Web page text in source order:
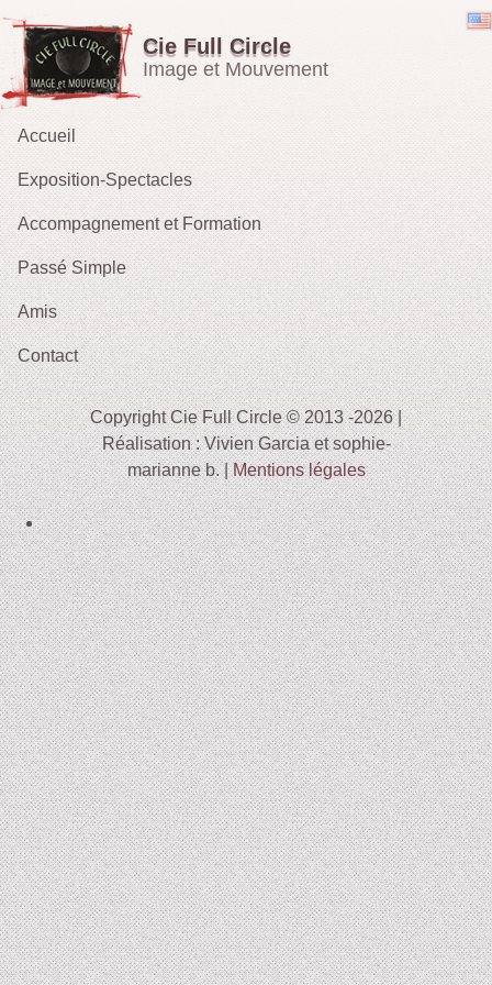
Cie Full Circle
Image et Mouvement
Accueil
Exposition-Spectacles
Emporté par le Vent
OH !
Les Rieurs : Galerie
Accompagnement et Formation
Passé Simple
2021 : Migrations
2015 :Le Tarot des Parques
2012 : Sacrifice
2009-11 : Sans Issue
2010 : Le Tireur de Ficelles (fait sa Blanche Neige)
2006-07 : un froid de kronos
2005-07 : Les Enfants de la Bête
2004 : Braise
2005 : Le Roi Grenouille III et Voyage d’Hiver
2001 : Buckauer Bankett
2000 : Le Petit Poucet
1995 : Étude en Plastique
Amis
Contact
Copyright Cie Full Circle © 2013 -2026 |
Réalisation : Vivien Garcia et sophie-
marianne b. |Mentions légales